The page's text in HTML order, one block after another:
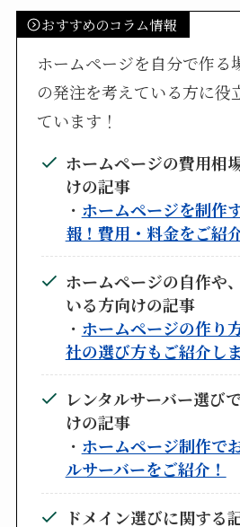
おすすめのコラム情報
ホームページを自分で作る
の発注を考えている方に役
ています！
ホームページの費用相
けの記事
・ ホームページを制作
報！費用・料金をご紹
ホームページの自作や
いる方向けの記事
・ ホームページの作り
社の選び方もご紹介し
レンタルサーバー選び
けの記事
・ ホームページ制作で
ルサーバーをご紹介！
ドメイン選びに関する